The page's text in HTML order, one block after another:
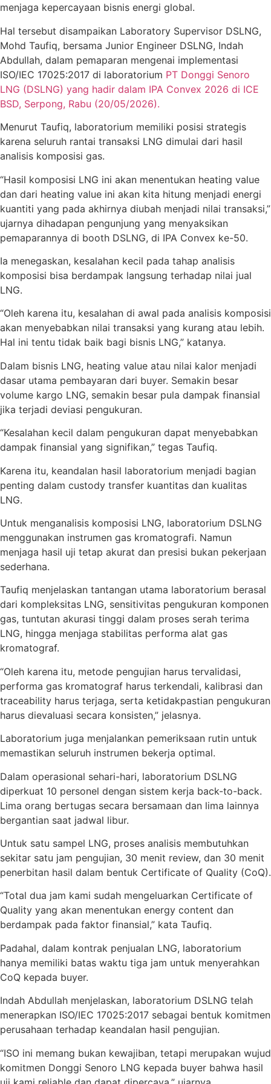
menjaga kepercayaan bisnis energi global.
Hal tersebut disampaikan Laboratory Supervisor DSLNG,
Mohd Taufiq, bersama Junior Engineer DSLNG, Indah
Abdullah, dalam pemaparan mengenai implementasi
ISO/IEC 17025:2017 di laboratorium PT Donggi Senoro
LNG (DSLNG) yang hadir dalam IPA Convex 2026 di ICE
BSD, Serpong, Rabu (20/05/2026).
Menurut Taufiq, laboratorium memiliki posisi strategis
karena seluruh rantai transaksi LNG dimulai dari hasil
analisis komposisi gas.
“Hasil komposisi LNG ini akan menentukan heating value
dan dari heating value ini akan kita hitung menjadi energi
kuantiti yang pada akhirnya diubah menjadi nilai transaksi,”
ujarnya dihadapan pengunjung yang menyaksikan
pemaparannya di booth DSLNG, di IPA Convex ke-50.
Ia menegaskan, kesalahan kecil pada tahap analisis
komposisi bisa berdampak langsung terhadap nilai jual
LNG.
“Oleh karena itu, kesalahan di awal pada analisis komposisi
akan menyebabkan nilai transaksi yang kurang atau lebih.
Hal ini tentu tidak baik bagi bisnis LNG,” katanya.
Dalam bisnis LNG, heating value atau nilai kalor menjadi
dasar utama pembayaran dari buyer. Semakin besar
volume kargo LNG, semakin besar pula dampak finansial
jika terjadi deviasi pengukuran.
“Kesalahan kecil dalam pengukuran dapat menyebabkan
dampak finansial yang signifikan,” tegas Taufiq.
Karena itu, keandalan hasil laboratorium menjadi bagian
penting dalam custody transfer kuantitas dan kualitas
LNG.
Untuk menganalisis komposisi LNG, laboratorium DSLNG
menggunakan instrumen gas kromatografi. Namun
menjaga hasil uji tetap akurat dan presisi bukan pekerjaan
sederhana.
Taufiq menjelaskan tantangan utama laboratorium berasal
dari kompleksitas LNG, sensitivitas pengukuran komponen
gas, tuntutan akurasi tinggi dalam proses serah terima
LNG, hingga menjaga stabilitas performa alat gas
kromatograf.
“Oleh karena itu, metode pengujian harus tervalidasi,
performa gas kromatograf harus terkendali, kalibrasi dan
traceability harus terjaga, serta ketidakpastian pengukuran
harus dievaluasi secara konsisten,” jelasnya.
Laboratorium juga menjalankan pemeriksaan rutin untuk
memastikan seluruh instrumen bekerja optimal.
Dalam operasional sehari-hari, laboratorium DSLNG
diperkuat 10 personel dengan sistem kerja back-to-back.
Lima orang bertugas secara bersamaan dan lima lainnya
bergantian saat jadwal libur.
Untuk satu sampel LNG, proses analisis membutuhkan
sekitar satu jam pengujian, 30 menit review, dan 30 menit
penerbitan hasil dalam bentuk Certificate of Quality (CoQ).
“Total dua jam kami sudah mengeluarkan Certificate of
Quality yang akan menentukan energy content dan
berdampak pada faktor finansial,” kata Taufiq.
Padahal, dalam kontrak penjualan LNG, laboratorium
hanya memiliki batas waktu tiga jam untuk menyerahkan
CoQ kepada buyer.
Indah Abdullah menjelaskan, laboratorium DSLNG telah
menerapkan ISO/IEC 17025:2017 sebagai bentuk komitmen
perusahaan terhadap keandalan hasil pengujian.
“ISO ini memang bukan kewajiban, tetapi merupakan wujud
komitmen Donggi Senoro LNG kepada buyer bahwa hasil